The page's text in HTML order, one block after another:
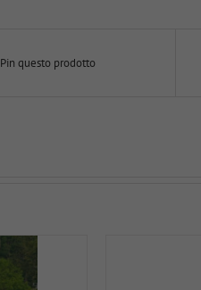
Pin questo prodotto